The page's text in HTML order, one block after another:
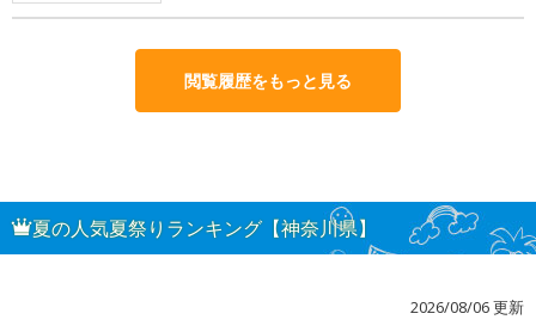
閲覧履歴をもっと見る
夏の人気夏祭りランキング【神奈川県】
2026/08/06 更新